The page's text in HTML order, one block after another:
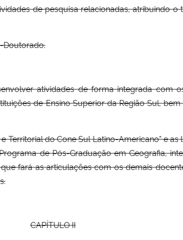
de pesquisa relacionadas, atribuindo o
Doutorado.
atividades de forma integrada com
de Ensino Superior da Região Sul,
Territorial do Cone Sul Latino-Americano” e
de Pós-Graduação em Geografia,
fará as articulações com os demais
CAPÍTULO II